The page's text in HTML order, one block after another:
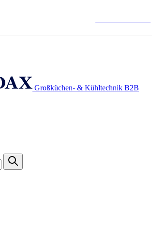
Großküchen- & Kühltechnik B2B